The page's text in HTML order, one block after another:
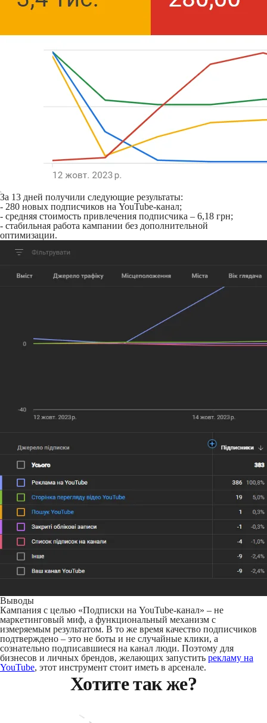
За 13 дней получили следующие результаты:
- 280 новых подписчиков на YouTube-канал;
- средняя стоимость привлечения подписчика – 6,18 грн;
- стабильная работа кампании без дополнительной
оптимизации.
Выводы
Кампания с целью «Подписки на YouTube-канал» – не
маркетинговый миф, а функциональный механизм с
измеряемым результатом. В то же время качество подписчиков
подтверждено – это не боты и не случайные клики, а
сознательно подписавшиеся на канал люди. Поэтому для
бизнесов и личных брендов, желающих запустить рекламу на
YouTube, этот инструмент стоит иметь в арсенале.
Хотите так же?